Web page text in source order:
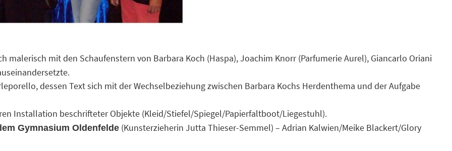
malerisch mit den Schaufenstern von Barbara Koch (Haspa), Joachim Knorr (Parfumerie Aurel), Giancarlo Oriani
dessen Text sich mit der Wechselbeziehung zwischen Barbara Kochs Herdenthema und der Aufgabe
Installation beschrifteter Objekte (Kleid/Stiefel/Spiegel/Papierfaltboot/Liegestuhl).
Gymnasium Oldenfelde (Kunsterzieherin Jutta Thieser-Semmel) – Adrian Kalwien/Meike Blackert/Glory